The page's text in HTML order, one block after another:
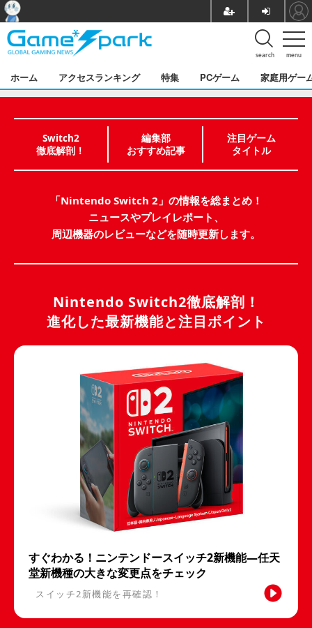
menu
search
ホーム アクセスランキング 特集 PCゲーム 家庭用ゲー
Switch2
徹底解剖！
編集部
おすすめ記事
注目ゲーム
タイトル
「Nintendo Switch 2」の情報を総まとめ！
ニュースやプレイレポート、
周辺機器のレビューなどを随時更新します。
Nintendo Switch2徹底解剖！
進化した最新機能と注目ポイント
すぐわかる！ニンテンドースイッチ2新機能―任天
堂新機種の大きな変更点をチェック
スイッチ2新機能を再確認！